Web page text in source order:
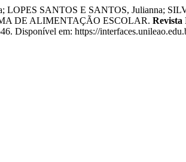
LOPES SANTOS E SANTOS, Julianna;
DE ALIMENTAÇÃO ESCOLAR. Revista
Disponível em: https://